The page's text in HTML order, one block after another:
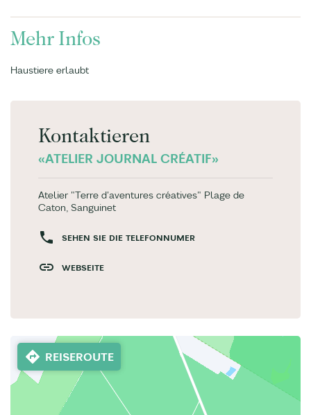
Mehr Infos
Haustiere erlaubt
Kontaktieren
«ATELIER JOURNAL CRÉATIF»
Atelier "Terre d'aventures créatives" Plage de
Caton, Sanguinet
SEHEN SIE DIE TELEFONNUMER
WEBSEITE
REISEROUTE